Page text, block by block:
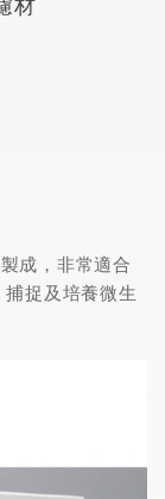
材
成，非常適合
捉及培養微生